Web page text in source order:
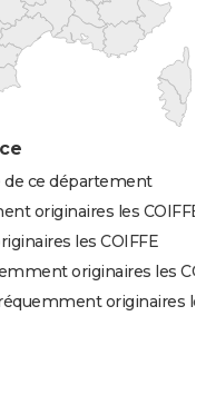
de ce département
originaires les COIFFE
les COIFFE
originaires les
originaires